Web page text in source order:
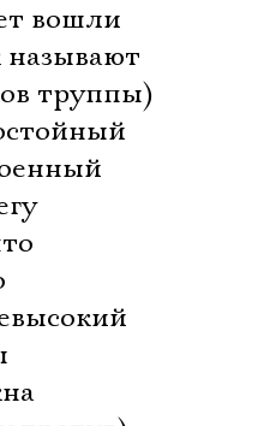
вошли
труппы)